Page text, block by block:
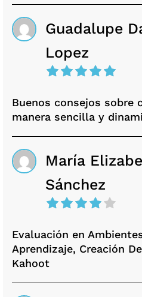
Guadalupe
Lopez
Buenos consejos sobre
manera sencilla y
María
Sánchez
Evaluación en
Aprendizaje, Creación
Kahoot